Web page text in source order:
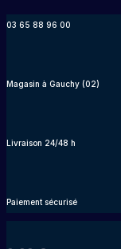
03 65 88 96 00
Magasin à Gauchy (02)
Livraison 24/48 h
Paiement sécurisé